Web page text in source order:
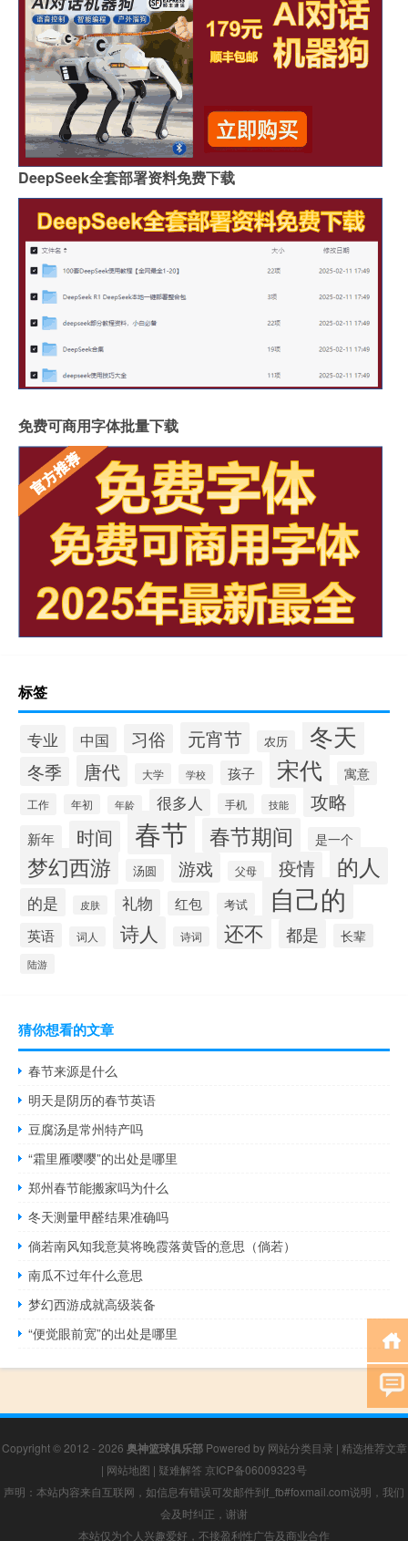
DeepSeek全套部署资料免费下载
免费可商用字体批量下载
标签
专业 中国 习俗 元宵节 农历 冬天
冬季 唐代 大学 学校 孩子 宋代 寓意
工作 年初 年龄 很多人 手机 技能 攻略
新年 时间 春节 春节期间 是一个
梦幻西游 汤圆 游戏 父母 疫情 的人
的是 皮肤 礼物 红包 考试 自己的
英语 词人 诗人 诗词 还不 都是 长辈
陆游
猜你想看的文章
春节来源是什么
明天是阴历的春节英语
豆腐汤是常州特产吗
“霜里雁嘤嘤”的出处是哪里
郑州春节能搬家吗为什么
冬天测量甲醛结果准确吗
倘若南风知我意莫将晚霞落黄昏的意思（倘若）
南瓜不过年什么意思
梦幻西游成就高级装备
“便觉眼前宽”的出处是哪里
Copyright © 2012 - 2026 奥神篮球俱乐部Powered by 网站分类目录 | 精选推荐文章
| 网站地图 | 疑难解答 京ICP备06009323号
声明：本站内容来自互联网，如信息有错误可发邮件到f_fb#foxmail.com说明，我们
会及时纠正，谢谢
本站仅为个人兴趣爱好，不接盈利性广告及商业合作